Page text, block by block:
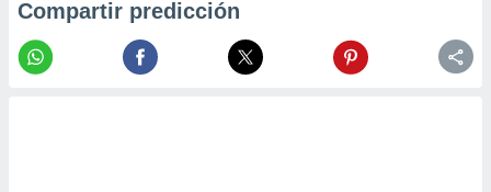
Compartir predicción